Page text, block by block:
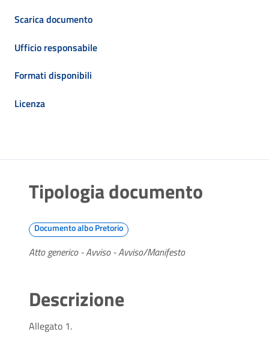
Scarica documento
Ufficio responsabile
Formati disponibili
Licenza
Tipologia documento
Documento albo Pretorio
Atto generico - Avviso - Avviso/Manifesto
Descrizione
Allegato 1.